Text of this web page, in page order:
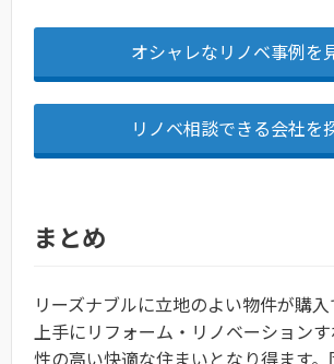
オシャレなリノベ事例を
リノベ相談できる会社を
まとめ
リーズナブルに立地のよい物件が購入
上手にリフォーム・リノベーション